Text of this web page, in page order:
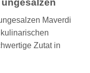
Maverdi
Zutat in